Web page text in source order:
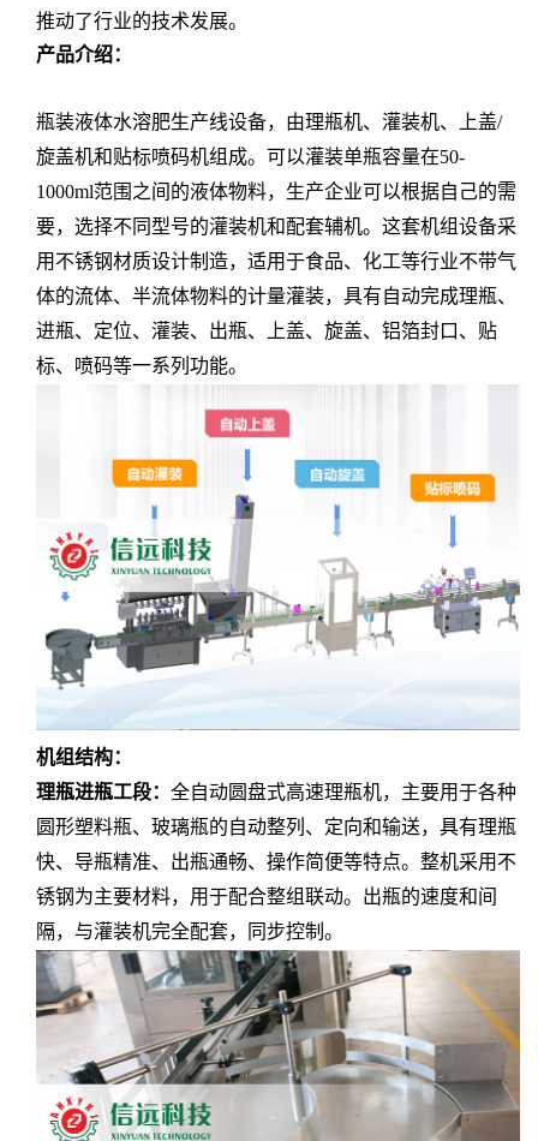
推动了行业的技术发展。
产品介绍：
瓶装液体水溶肥生产线设备，由理瓶机、灌装机、上盖/
旋盖机和贴标喷码机组成。可以灌装单瓶容量在50-
1000ml范围之间的液体物料，生产企业可以根据自己的需
要，选择不同型号的灌装机和配套辅机。这套机组设备采
用不锈钢材质设计制造，适用于食品、化工等行业不带气
体的流体、半流体物料的计量灌装，具有自动完成理瓶、
进瓶、定位、灌装、出瓶、上盖、旋盖、铝箔封口、贴
标、喷码等一系列功能。
机组结构：
理瓶进瓶工段： 全自动圆盘式高速理瓶机，主要用于各种
圆形塑料瓶、玻璃瓶的自动整列、定向和输送，具有理瓶
快、导瓶精准、出瓶通畅、操作简便等特点。整机采用不
锈钢为主要材料，用于配合整组联动。出瓶的速度和间
隔，与灌装机完全配套，同步控制。